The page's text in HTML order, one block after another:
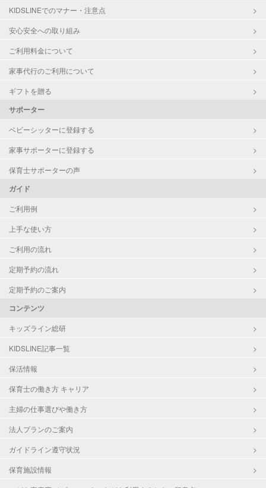
KIDSLINEでのマナー・注意点
安心安全への取り組み
ご利用料金について
家事代行のご利用について
ギフトを贈る
サポーター
ベビーシッターに登録する
家事サポーターに登録する
保育士サポーターの声
ガイド
ご利用例
上手な使い方
ご利用の流れ
定期予約の流れ
定期予約のご案内
コンテンツ
キッズライン総研
KIDSLINE記事一覧
保活情報
保育士の働き方 キャリア
主婦の仕事選びや働き方
法人プランのご案内
ガイドライン遵守状況
保育施設情報